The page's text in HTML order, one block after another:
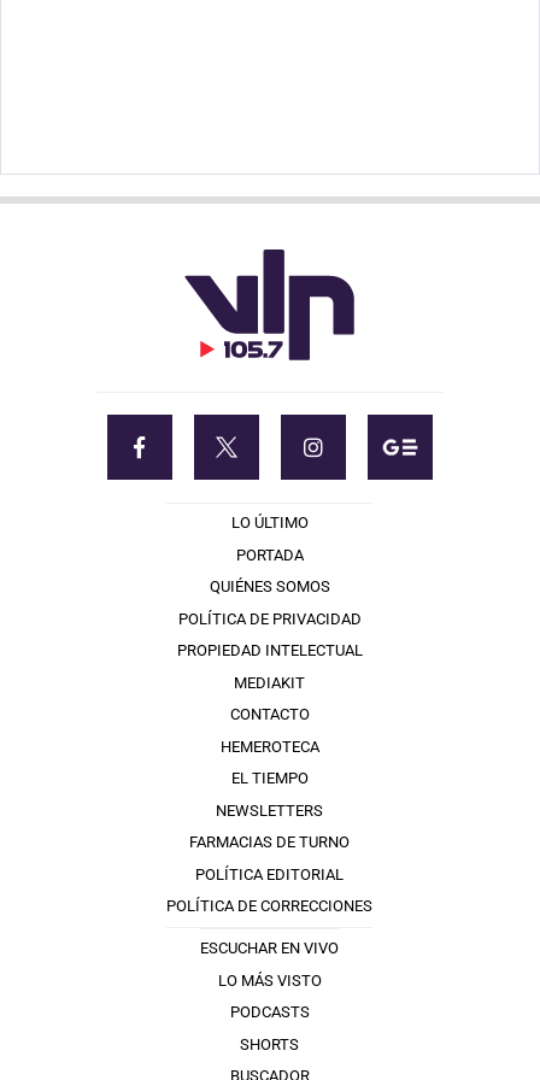
LO ÚLTIMO
PORTADA
QUIÉNES SOMOS
POLÍTICA DE PRIVACIDAD
PROPIEDAD INTELECTUAL
MEDIAKIT
CONTACTO
HEMEROTECA
EL TIEMPO
NEWSLETTERS
FARMACIAS DE TURNO
POLÍTICA EDITORIAL
POLÍTICA DE CORRECCIONES
ESCUCHAR EN VIVO
LO MÁS VISTO
PODCASTS
SHORTS
BUSCADOR